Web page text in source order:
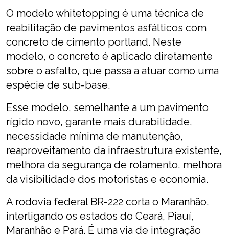
O modelo whitetopping é uma técnica de
reabilitação de pavimentos asfálticos com
concreto de cimento portland. Neste
modelo, o concreto é aplicado diretamente
sobre o asfalto, que passa a atuar como uma
espécie de sub-base.
Esse modelo, semelhante a um pavimento
rígido novo, garante mais durabilidade,
necessidade mínima de manutenção,
reaproveitamento da infraestrutura existente,
melhora da segurança de rolamento, melhora
da visibilidade dos motoristas e economia.
A rodovia federal BR-222 corta o Maranhão,
interligando os estados do Ceará, Piauí,
Maranhão e Pará. É uma via de integração